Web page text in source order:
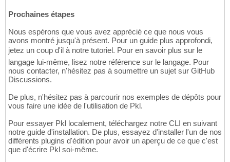
78
79
80
81
82
83
84
85
86
87
88
89
90
91
92
93
    QA("qa"),
    PROD("prod");
    private String value;
    private Environment(String value) {
      this.value = value;
    }
    @Override
    public String toString() {
      return this.value;
    }
  }
Prochaines étapes
Nous espérons que vous avez apprécié ce que nous vous
avons montré jusqu'à présent. Pour un guide plus approfondi,
jetez un coup d'il à notre tutoriel. Pour en savoir plus sur le
langage lui-même, lisez notre référence sur le langage. Pour
nous contacter, n'hésitez pas à soumettre un sujet sur GitHub
Discussions.
De plus, n'hésitez pas à parcourir nos exemples de dépôts pour
vous faire une idée de l'utilisation de Pkl.
Pour essayer Pkl localement, téléchargez notre CLI en suivant
notre guide d'installation. De plus, essayez d'installer l'un de nos
différents plugins d'édition pour avoir un aperçu de ce que c'est
que d'écrire Pkl soi-même.